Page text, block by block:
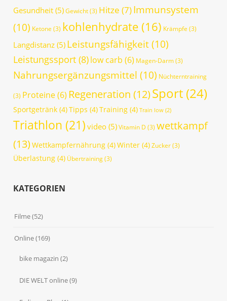
Gesundheit (5)Gewicht(3) Hitze (7)Immunsystem
(10) Ketone (3) kohlenhydrate (16) Krämpfe (3)
Langdistanz (5) Leistungsfähigkeit(10)
Leistungssport (8)low carb (6) Magen-Darm(3)
Nahrungsergänzungsmittel (10) Nüchterntraining
(3) Proteine(6) Regeneration (12)Sport (24)
Sportgetränk (4)Tipps (4)Training (4) Train low (2)
Triathlon (21) video (5)Vitamin D (3) wettkampf
(13)Wettkampfernährung (4)Winter (4)Zucker(3)
Überlastung (4) Übertraining(3)
KATEGORIEN
Filme(52)
Online(169)
bike magazin (2)
DIE WELT online(9)